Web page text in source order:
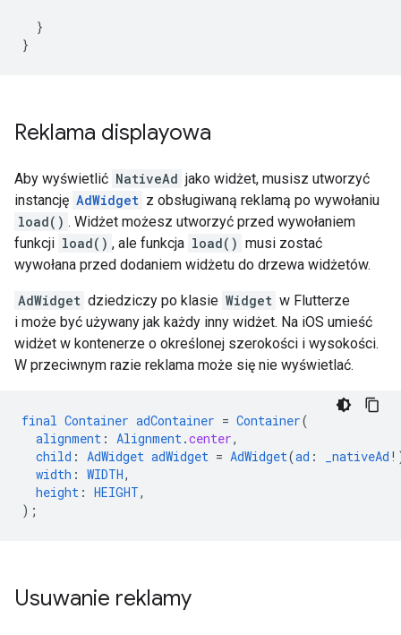
}
}
Reklama displayowa
Aby wyświetlić NativeAd jako widżet, musisz utworzyć
instancję AdWidget z obsługiwaną reklamą po wywołaniu
load() . Widżet możesz utworzyć przed wywołaniem
funkcji load() , ale funkcja load() musi zostać
wywołana przed dodaniem widżetu do drzewa widżetów.
AdWidget dziedziczy po klasie Widget w Flutterze
i może być używany jak każdy inny widżet. Na iOS umieść
widżet w kontenerze o określonej szerokości i wysokości.
W przeciwnym razie reklama może się nie wyświetlać.
final Container adContainer = Container(
alignment : Alignment.center,
child : AdWidget adWidget = AdWidget(ad : _nativeAd
width : WIDTH,
height : HEIGHT,
);
Usuwanie reklamy